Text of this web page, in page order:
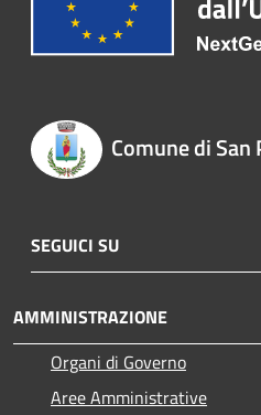
Comune di
SEGUICI SU
AMMINISTRAZIONE
Organi di Governo
Aree Amministrative